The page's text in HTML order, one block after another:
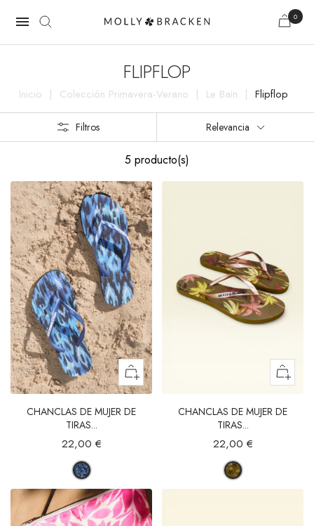
 0
FLIPFLOP
Inicio Colección Primavera-Verano Le Bain Flipflop
Filtros Relevancia
5 producto(s)
CHANCLAS DE MUJER DE
TIRAS...
22,00 €
CHANCLAS DE MUJER DE
TIRAS...
22,00 €